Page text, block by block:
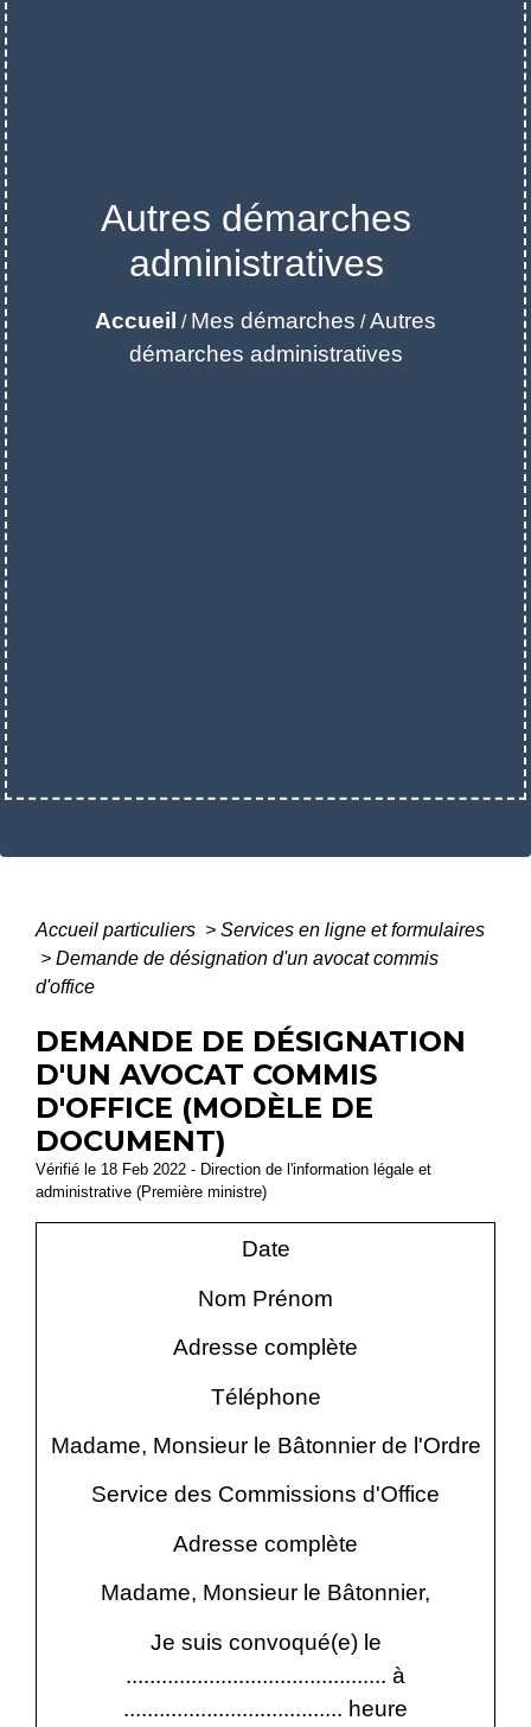
Autres démarches
administratives
Accueil / Mes démarches /Autres
démarches administratives
Accueil particuliers > Services en ligne et formulaires
> Demande de désignation d'un avocat commis
d'office
DEMANDE DE DÉSIGNATION
D'UN AVOCAT COMMIS
D'OFFICE (MODÈLE DE
DOCUMENT)
Vérifié le 18 Feb 2022 - Direction de l'information légale et
administrative (Première ministre)
Date
Nom Prénom
Adresse complète
Téléphone
Madame, Monsieur le Bâtonnier de l'Ordre
Service des Commissions d'Office
Adresse complète
Madame, Monsieur le Bâtonnier,
Je suis convoqué(e) le
............................................ à
..................................... heure